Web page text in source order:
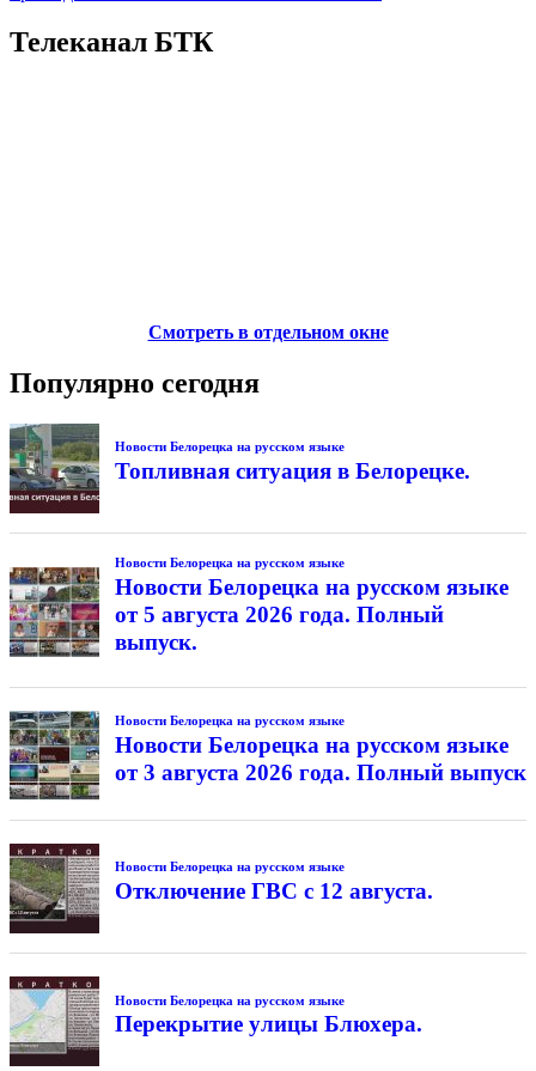
Телеканал БТК
Смотреть в отдельном окне
Популярно сегодня
Новости Белорецка на русском языке
Топливная ситуация в Белорецке.
Новости Белорецка на русском языке
Новости Белорецка на русском языке
от 5 августа 2026 года. Полный
выпуск.
Новости Белорецка на русском языке
Новости Белорецка на русском языке
от 3 августа 2026 года. Полный выпуск
Новости Белорецка на русском языке
Отключение ГВС с 12 августа.
Новости Белорецка на русском языке
Перекрытие улицы Блюхера.